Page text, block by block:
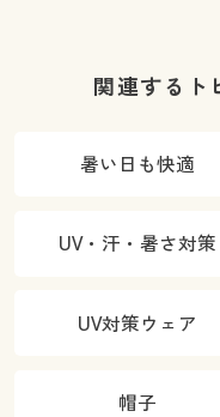
関連するト
暑い日も快適
UV・汗・暑さ対策
UV対策ウェア
帽子